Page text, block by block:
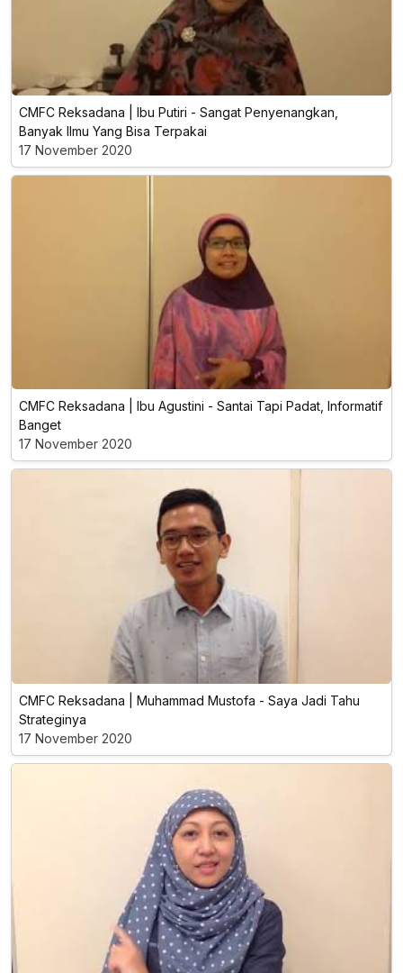
CMFC Reksadana | Ibu Putiri - Sangat Penyenangkan,
Banyak Ilmu Yang Bisa Terpakai
17 November 2020
CMFC Reksadana | Ibu Agustini - Santai Tapi Padat, Informatif
Banget
17 November 2020
CMFC Reksadana | Muhammad Mustofa - Saya Jadi Tahu
Strateginya
17 November 2020